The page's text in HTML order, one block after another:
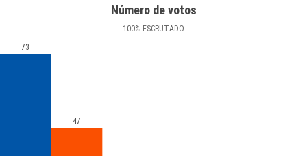
Número de votos
100% ESCRUTADO
73
47